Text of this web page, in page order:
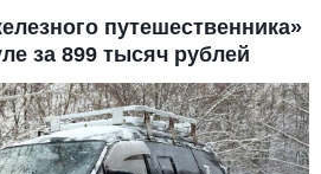
путешественника»
за 899 тысяч рублей